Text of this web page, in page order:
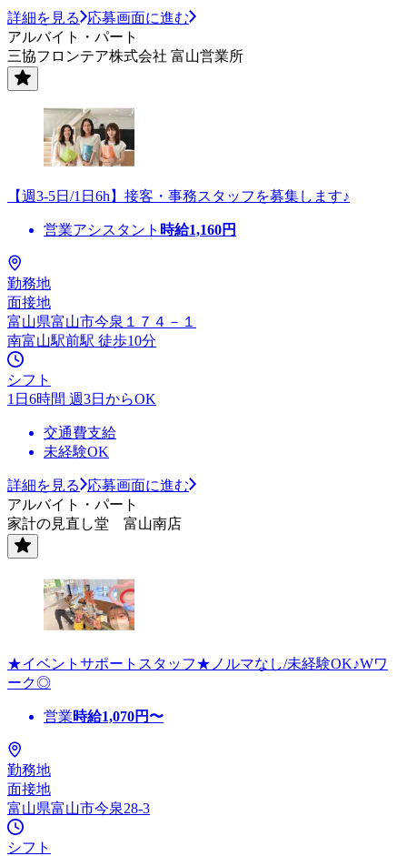
詳細を見る
応募画面に進む
アルバイト・パート
三協フロンテア株式会社 富山営業所
【週3-5日/1日6h】接客・事務スタッフを募集します♪
営業アシスタント 時給1,160円
勤務地
面接地
富山県富山市今泉１７４－１
南富山駅前駅 徒歩10分
シフト
1日6時間 週3日からOK
交通費支給
未経験OK
詳細を見る
応募画面に進む
アルバイト・パート
家計の見直し堂 富山南店
★イベントサポートスタッフ★ノルマなし/未経験OK♪Wワ
ーク◎
営業時給1,070円〜
勤務地
面接地
富山県富山市今泉28-3
シフト